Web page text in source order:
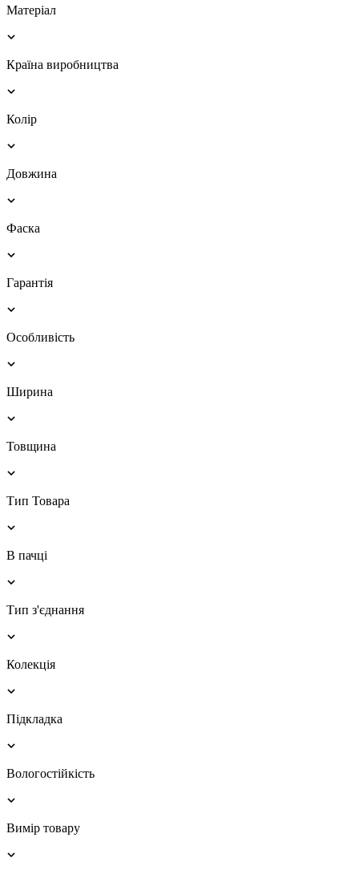
Матеріал
Країна виробництва
Колір
Довжина
Фаска
Гарантія
Особливість
Ширина
Товщина
Тип Товара
В пачці
Тип з'єднання
Колекція
Підкладка
Вологостійкість
Вимір товару